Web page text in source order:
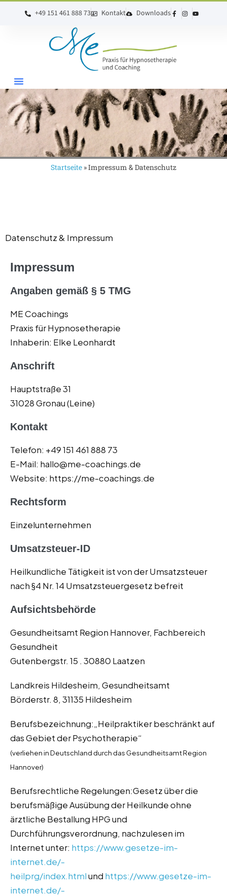
+49 151 461 888 73 Kontakt Downloads
Startseite »Impressum & Datenschutz
Datenschutz & Impressum
Impressum
Angaben gemäß § 5 TMG
ME Coachings
Praxis für Hypnosetherapie
Inhaberin: Elke Leonhardt
Anschrift
Hauptstraße 31
31028 Gronau (Leine)
Kontakt
Telefon: +49 151 461 888 73
E-Mail: hallo@me-coachings.de
Website: https://me-coachings.de
Rechtsform
Einzelunternehmen
Umsatzsteuer-ID
Heilkundliche Tätigkeit ist von der Umsatzsteuer
nach §4 Nr. 14 Umsatzsteuergesetz befreit
Aufsichtsbehörde
Gesundheitsamt Region Hannover, Fachbereich
Gesundheit
Gutenbergstr. 15 . 30880 Laatzen
Landkreis Hildesheim, Gesundheitsamt
Börderstr. 8, 31135 Hildesheim
Berufsbezeichnung:„Heilpraktiker beschränkt auf
das Gebiet der Psychotherapie“
(verliehen in Deutschland durch das Gesundheitsamt Region
Hannover)
Berufsrechtliche Regelungen:Gesetz über die
berufsmäßige Ausübung der Heilkunde ohne
ärztliche Bestallung HPG und
Durchführungsverordnung, nachzulesen im
Internet unter: https://www.gesetze-im-
internet.de/­
heilprg/index.htmlund https://www.gesetze-im-
internet.de/­